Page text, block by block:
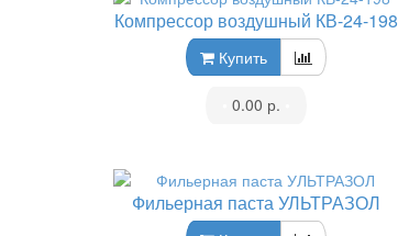
Компрессор воздушный КВ-24-198
Купить
0.00 р.
Фильерная паста УЛЬТРАЗОЛ